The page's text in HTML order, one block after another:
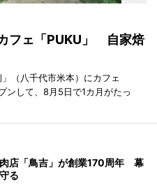
フェ「PUKU」 自家焙
（八千代市米本）にカフェ
ンして、8月5日で1カ月がたっ
店「鳥吉」が創業170周年 幕
る